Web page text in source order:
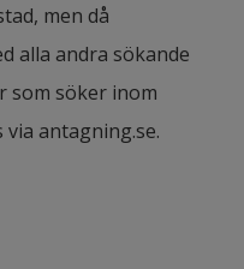
men då
alla andra sökande
som söker inom
antagning.se.